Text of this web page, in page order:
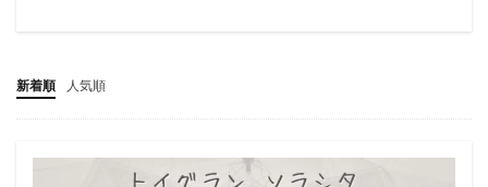
新着順 人気順